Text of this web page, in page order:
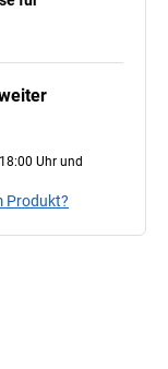
Uhr und
Produkt?